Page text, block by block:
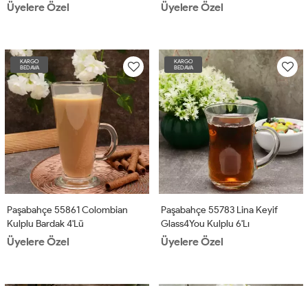
Üyelere Özel Üyelere Özel
KARGO
BEDAVA
Paşabahçe 55861 Colombian
Kulplu Bardak 4'lü
Üyelere Özel
KARGO
BEDAVA
Paşabahçe 55783 Lina Keyif
Glass4You Kulplu 6'lı
Üyelere Özel